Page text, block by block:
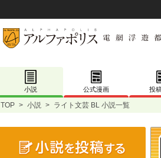
小説 公式漫画 投
TOP > 小説 > ライト文芸 BL 小説一覧